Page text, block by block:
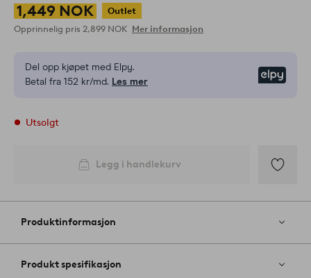
1,449 NOK
Outlet
Opprinnelig pris 2,899 NOK Mer informasjon
Del opp kjøpet med Elpy.
Betal fra 152 kr/md. Les mer
Utsolgt
Legg i handlekurv
til
Produktinformasjon
Produkt spesifikasjon